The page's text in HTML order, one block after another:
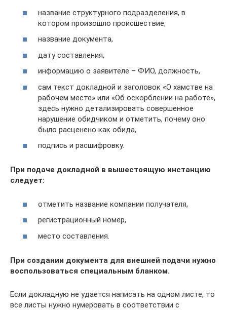
название структурного подразделения, в
котором произошло происшествие,
название документа,
дату составления,
информацию о заявителе – ФИО, должность,
сам текст докладной и заголовок «О хамстве на
рабочем месте» или «Об оскорблении на работе»,
здесь нужно детализировать совершенное
нарушение обидчиком и отметить, почему оно
было расценено как обида,
подпись и расшифровку.
При подаче докладной в вышестоящую инстанцию
следует:
отметить название компании получателя,
регистрационный номер,
место составления.
При создании документа для внешней подачи нужно
воспользоваться специальным бланком.
Если докладную не удается написать на одном листе, то
все листы нужно нумеровать в соответствии с